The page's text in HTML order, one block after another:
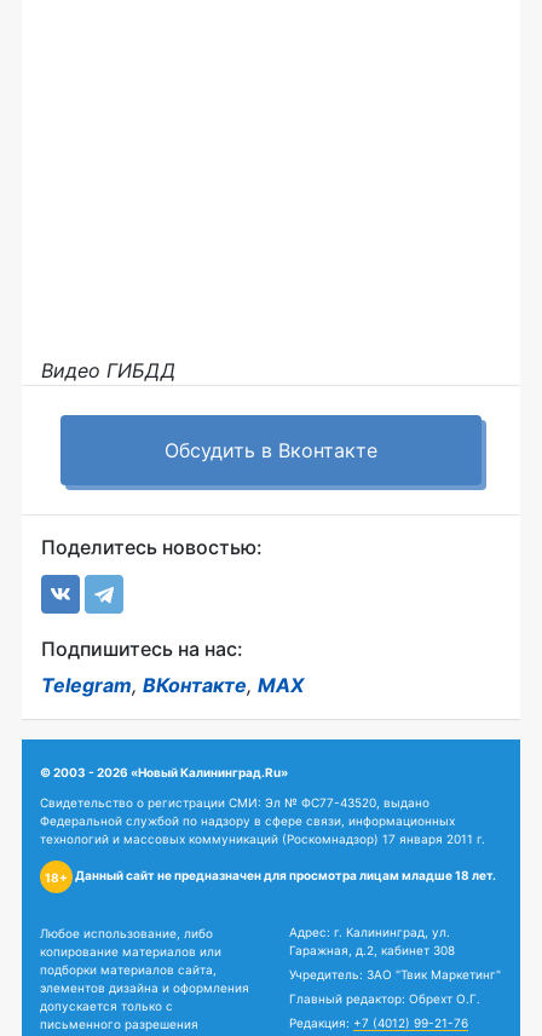
Видео ГИБДД
Обсудить в Вконтакте
Поделитесь новостью:
Подпишитесь на нас:
Telegram, ВКонтакте, MAX
© 2003 - 2026 «Новый Калининград.Ru»
Свидетельство о регистрации СМИ: Эл № ФС77-43520, выдано
Федеральной службой по надзору в сфере связи, информационных
технологий и массовых коммуникаций (Роскомнадзор) 17 января 2011 г.
18+ Данный сайт не предназначен для просмотра лицам младше 18 лет.
Любое использование, либо
копирование материалов или
подборки материалов сайта,
элементов дизайна и оформления
допускается только с
письменного разрешения
Адрес: г. Калининград, ул.
Гаражная, д.2, кабинет 308
Учредитель: ЗАО "Твик Маркетинг"
Главный редактор: Обрехт О.Г.
Редакция: +7 (4012) 99-21-76